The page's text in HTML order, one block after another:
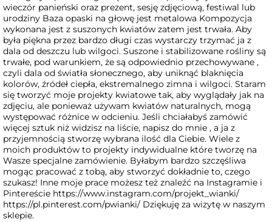
wieczór panieński oraz prezent, sesję zdjęciową, festiwal lub
urodziny Baza opaski na głowę jest metalowa Kompozycja
wykonana jest z suszonych kwiatów zatem jest trwała. Aby
była piękna przez bardzo długi czas wystarczy trzymać ja z
dala od deszczu lub wilgoci. Suszone i stabilizowane rośliny są
trwałe, pod warunkiem, że są odpowiednio przechowywane ,
czyli dala od światła słonecznego, aby uniknąć blaknięcia
kolorów, źródeł ciepła, ekstremalnego zimna i wilgoci. Staram
się tworzyć moje projekty kwiatowe tak, aby wyglądały jak na
zdjęciu, ale ponieważ używam kwiatów naturalnych, mogą
występować różnice w odcieniu. Jeśli chciałabyś zamówić
więcej sztuk niż widzisz na liście, napisz do mnie , a ja z
przyjemnością stworzę wybrana ilość dla Ciebie. Wiele z
moich produktów to projekty indywidualne które tworzę na
Wasze specjalne zamówienie. Byłabym bardzo szczęśliwa
mogąc pracować z tobą, aby stworzyć dokładnie to, czego
szukasz! Inne moje prace możesz też znaleźć na Instagramie i
Pintereście https://www.instagram.com/projekt_wianki/
https://pl.pinterest.com/pwianki/ Dziękuję za wizytę w naszym
sklepie.